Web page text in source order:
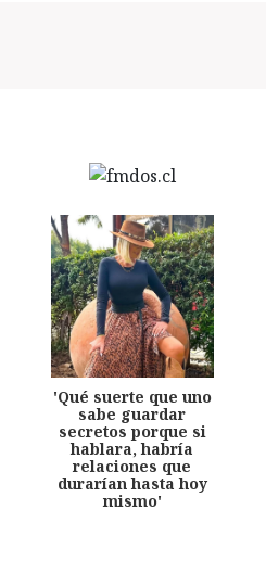
'Qué suerte que uno
sabe guardar
secretos porque si
hablara, habría
relaciones que
durarían hasta hoy
mismo'